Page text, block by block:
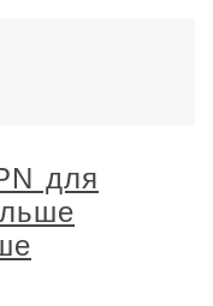
для